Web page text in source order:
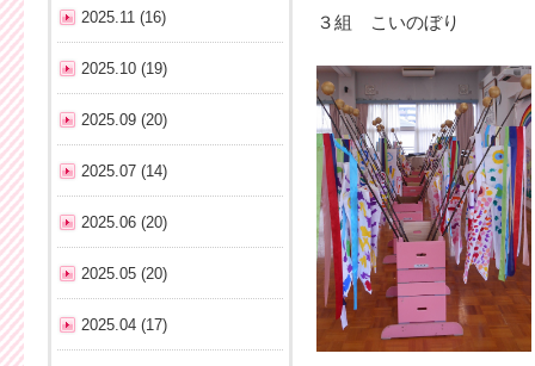
３組 こいのぼり
2025.11 (16)
2025.10 (19)
2025.09 (20)
2025.07 (14)
2025.06 (20)
2025.05 (20)
2025.04 (17)